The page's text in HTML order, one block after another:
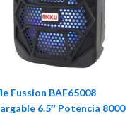
Fussion BAF65008
6.5″ Potencia 8000